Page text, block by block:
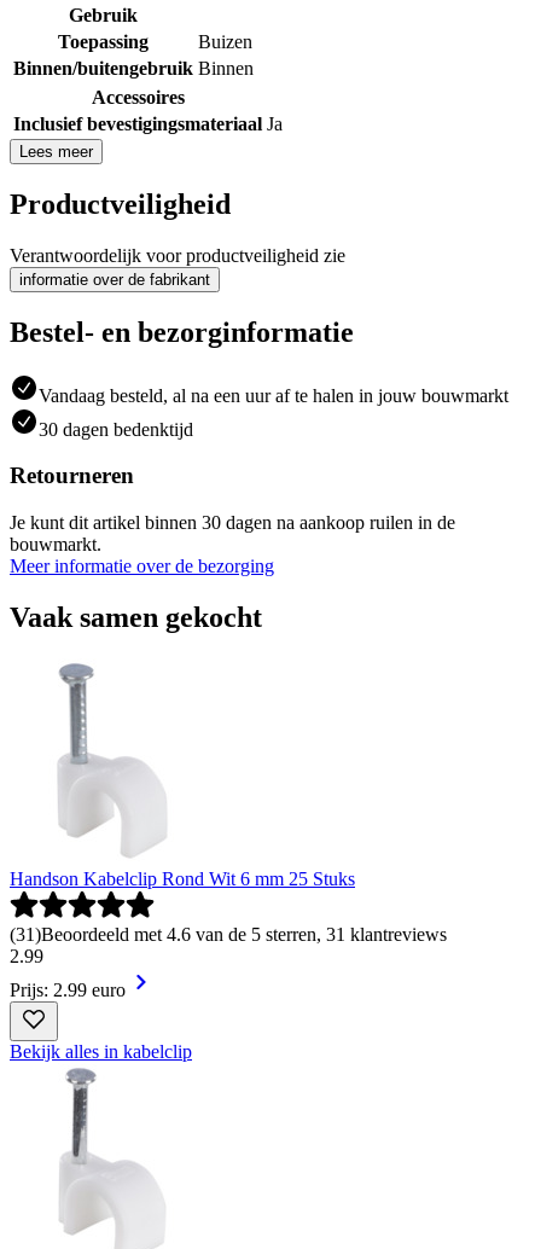
Gebruik
Toepassing
Buizen
Binnen/buitengebruik Binnen
Accessoires
Inclusief bevestigingsmateriaal Ja
Lees meer
Productveiligheid
Verantwoordelijk voor productveiligheid zie
informatie over de fabrikant
Bestel- en bezorginformatie
Vandaag besteld, al na een uur af te halen in jouw bouwmarkt
30 dagen bedenktijd
Retourneren
Je kunt dit artikel binnen 30 dagen na aankoop ruilen in de
bouwmarkt.
Meer informatie over de bezorging
Vaak samen gekocht
Handson Kabelclip Rond Wit 6 mm 25 Stuks
(31)Beoordeeld met 4.6 van de 5 sterren, 31 klantreviews
2.99
Prijs: 2.99 euro
Bekijk alles in kabelclip